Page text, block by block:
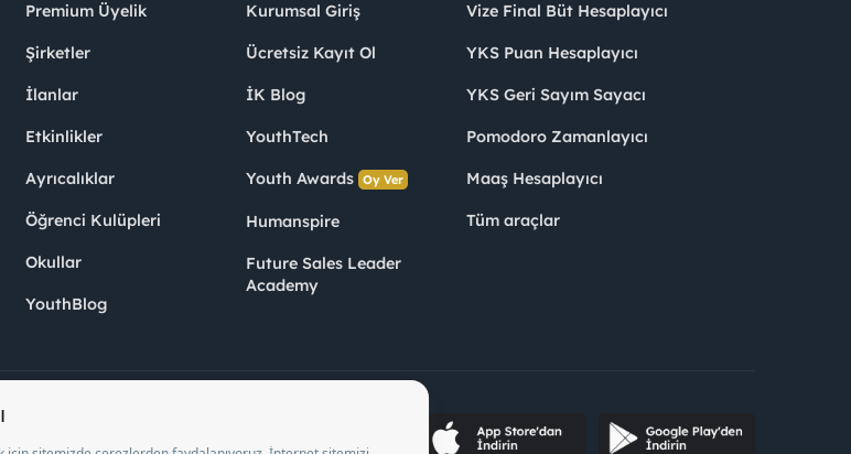
Premium Üyelik
Şirketler
İlanlar
Etkinlikler
Ayrıcalıklar
Öğrenci Kulüpleri
Okullar
YouthBlog
Kurumsal Giriş
Ücretsiz Kayıt Ol
İK Blog
YouthTech
Youth Awards Oy Ver
Humanspire
Future Sales Leader
Academy
Vize Final Büt Hesaplayıcı
YKS Puan Hesaplayıcı
YKS Geri Sayım Sayacı
Pomodoro Zamanlayıcı
Maaş Hesaplayıcı
Tüm araçlar